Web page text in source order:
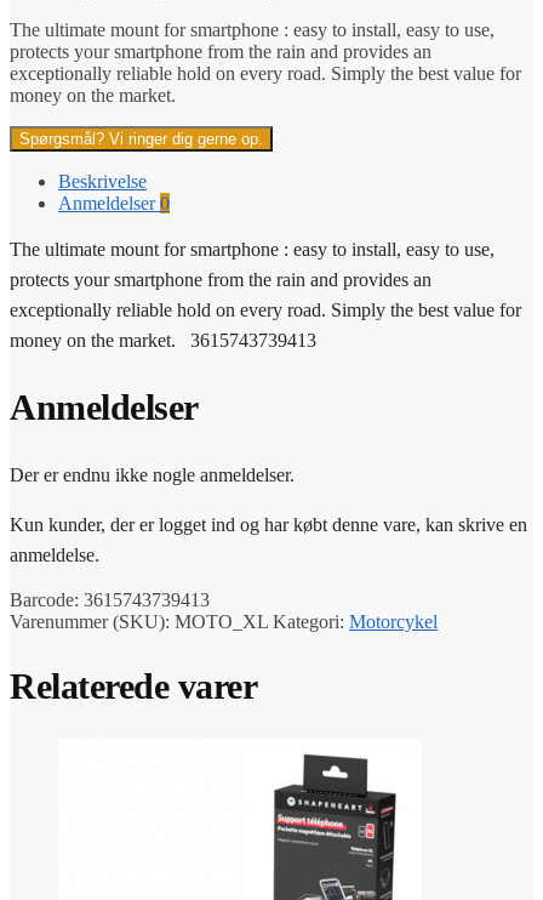
The ultimate mount for smartphone : easy to install, easy to use,
protects your smartphone from the rain and provides an
exceptionally reliable hold on every road. Simply the best value for
money on the market.
Spørgsmål? Vi ringer dig gerne op.
Beskrivelse
Anmeldelser0
The ultimate mount for smartphone : easy to install, easy to use,
protects your smartphone from the rain and provides an
exceptionally reliable hold on every road. Simply the best value for
money on the market. 3615743739413
Anmeldelser
Der er endnu ikke nogle anmeldelser.
Kun kunder, der er logget ind og har købt denne vare, kan skrive en
anmeldelse.
Barcode: 3615743739413
Varenummer (SKU): MOTO_XL Kategori: Motorcykel
Relaterede varer